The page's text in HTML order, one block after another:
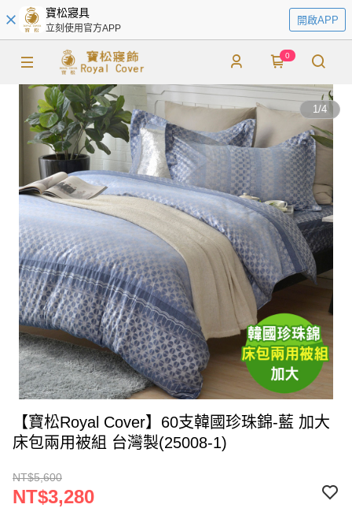
寶松寢具
立刻使用官方APP
開啟APP
0
1/4
【寶松Royal Cover】60支韓國珍珠錦-藍 加大
床包兩用被組 台灣製(25008-1)
NT$5,600
NT$3,280